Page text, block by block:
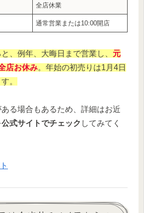
全店休業
通常営業または10:00開店
、例年、大晦日まで営業し、 元
店お休み。年始の初売りは1月4日
。
る場合もあるため、詳細はお近
公式サイトでチェック してみてく